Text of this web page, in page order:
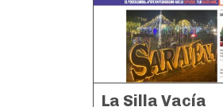
La Silla Vacía